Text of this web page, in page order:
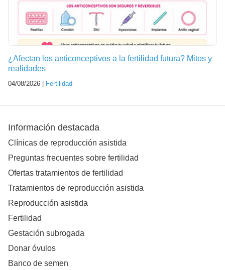
¿Afectan los anticonceptivos a la fertilidad futura? Mitos y
realidades
04/08/2026 | Fertilidad
Información destacada
Clínicas de reproducción asistida
Preguntas frecuentes sobre fertilidad
Ofertas tratamientos de fertilidad
Tratamientos de reproducción asistida
Reproducción asistida
Fertilidad
Gestación subrogada
Donar óvulos
Banco de semen